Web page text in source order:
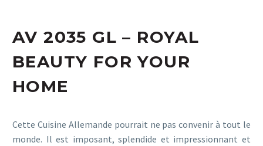
AV 2035 GL – ROYAL
BEAUTY FOR YOUR
HOME
Cette Cuisine Allemande pourrait ne pas convenir à tout le
monde. Il est imposant, splendide et impressionnant et